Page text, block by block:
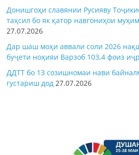
Донишгоҳи славянии Русияву
таҳсил бо як қатор навгониҳои
27.07.2026
Дар шаш моҳи аввали соли 2026
буҷети ноҳияи Варзоб 103,4 фоиз
ДДТТ бо 13 созишномаи нави
густариш дод 27.07.2026